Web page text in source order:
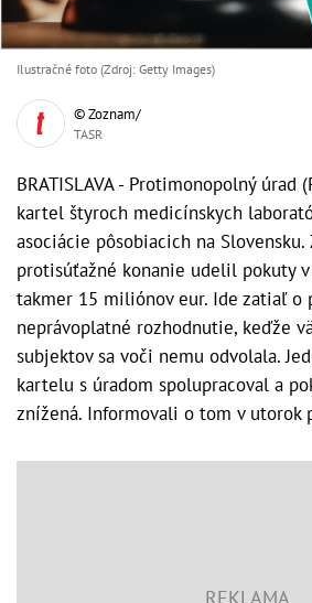
Ilustračné foto (Zdroj: Getty Images)
© Zoznam/
TASR
BRATISLAVA - Protimonopolný úrad
kartel štyroch medicínskych
asociácie pôsobiacich na Slovensku.
protisúťažné konanie udelil pokuty
takmer 15 miliónov eur. Ide zatiaľ o
neprávoplatné rozhodnutie, keďže
subjektov sa voči nemu odvolala.
kartelu s úradom spolupracoval a
znížená. Informovali o tom v utorok